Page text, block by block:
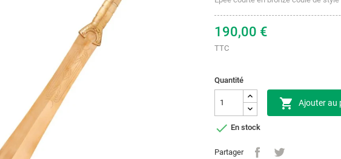
190,00 €
TTC
Quantité
 Ajouter au
 En stock
Partager